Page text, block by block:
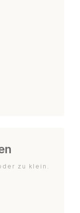
zu klein.